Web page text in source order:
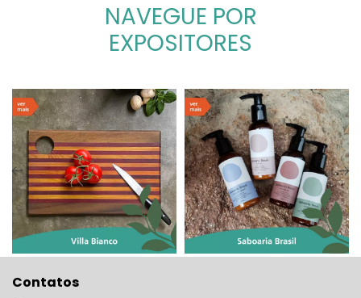
NAVEGUE POR
EXPOSITORES
Contatos